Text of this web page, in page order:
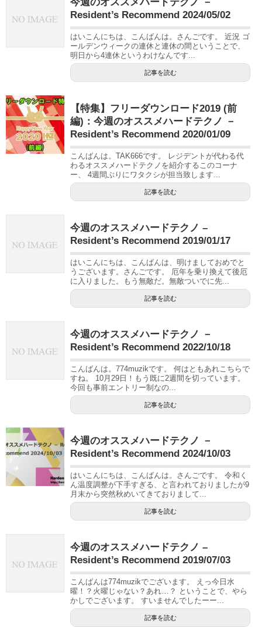
Resident’s Recommend 2024/05/02
はいこんにちは、こんばんは。さんごです。 近況 ゴ
ールデンウィークの連休と連休の間ということで、
明日から4連休というわけなんです...
記事を読む
【特集】フリーダウンロード2019 (前
編)：今週のオススメハードテクノ －
Resident’s Recommend 2020/01/09
こんばんは。TAK666です。 レジデントが代わる代
わるオススメハードテクノを紹介するこのコーナ
ー、 4週間ぶりにワタクシが担当致します...
記事を読む
今週のオススメハードテクノ –
Resident’s Recommend 2019/01/17
はいこんにちは、こんばんは、明けましておめでと
うございます。さんごです。 厄年を乗り換えて後厄
に入りました。もう無敵だ。無敵ついでに先...
記事を読む
今週のオススメハードテクノ －
Resident’s Recommend 2022/10/18
こんばんは。774muzikです。 何はともあれこちらで
すね。 10月29日！もう既に2週間を切っています。
今回も事前エントリー制なの...
記事を読む
今週のオススメハードテクノ －
Resident’s Recommend 2024/10/03
はいこんにちは、こんばんは。さんごです。 令和く
ん温度調整が下手すぎる、と言われておりましたが9
月末から突然秋めいてきておりまして...
記事を読む
今週のオススメハードテクノ –
Resident’s Recommend 2019/07/03
こんばんは774muzikでございます。 えっ今日水
曜！？火曜じゃない？あれ…？ ということで、やら
かしでございます。 すいませんでしたーー...
記事を読む